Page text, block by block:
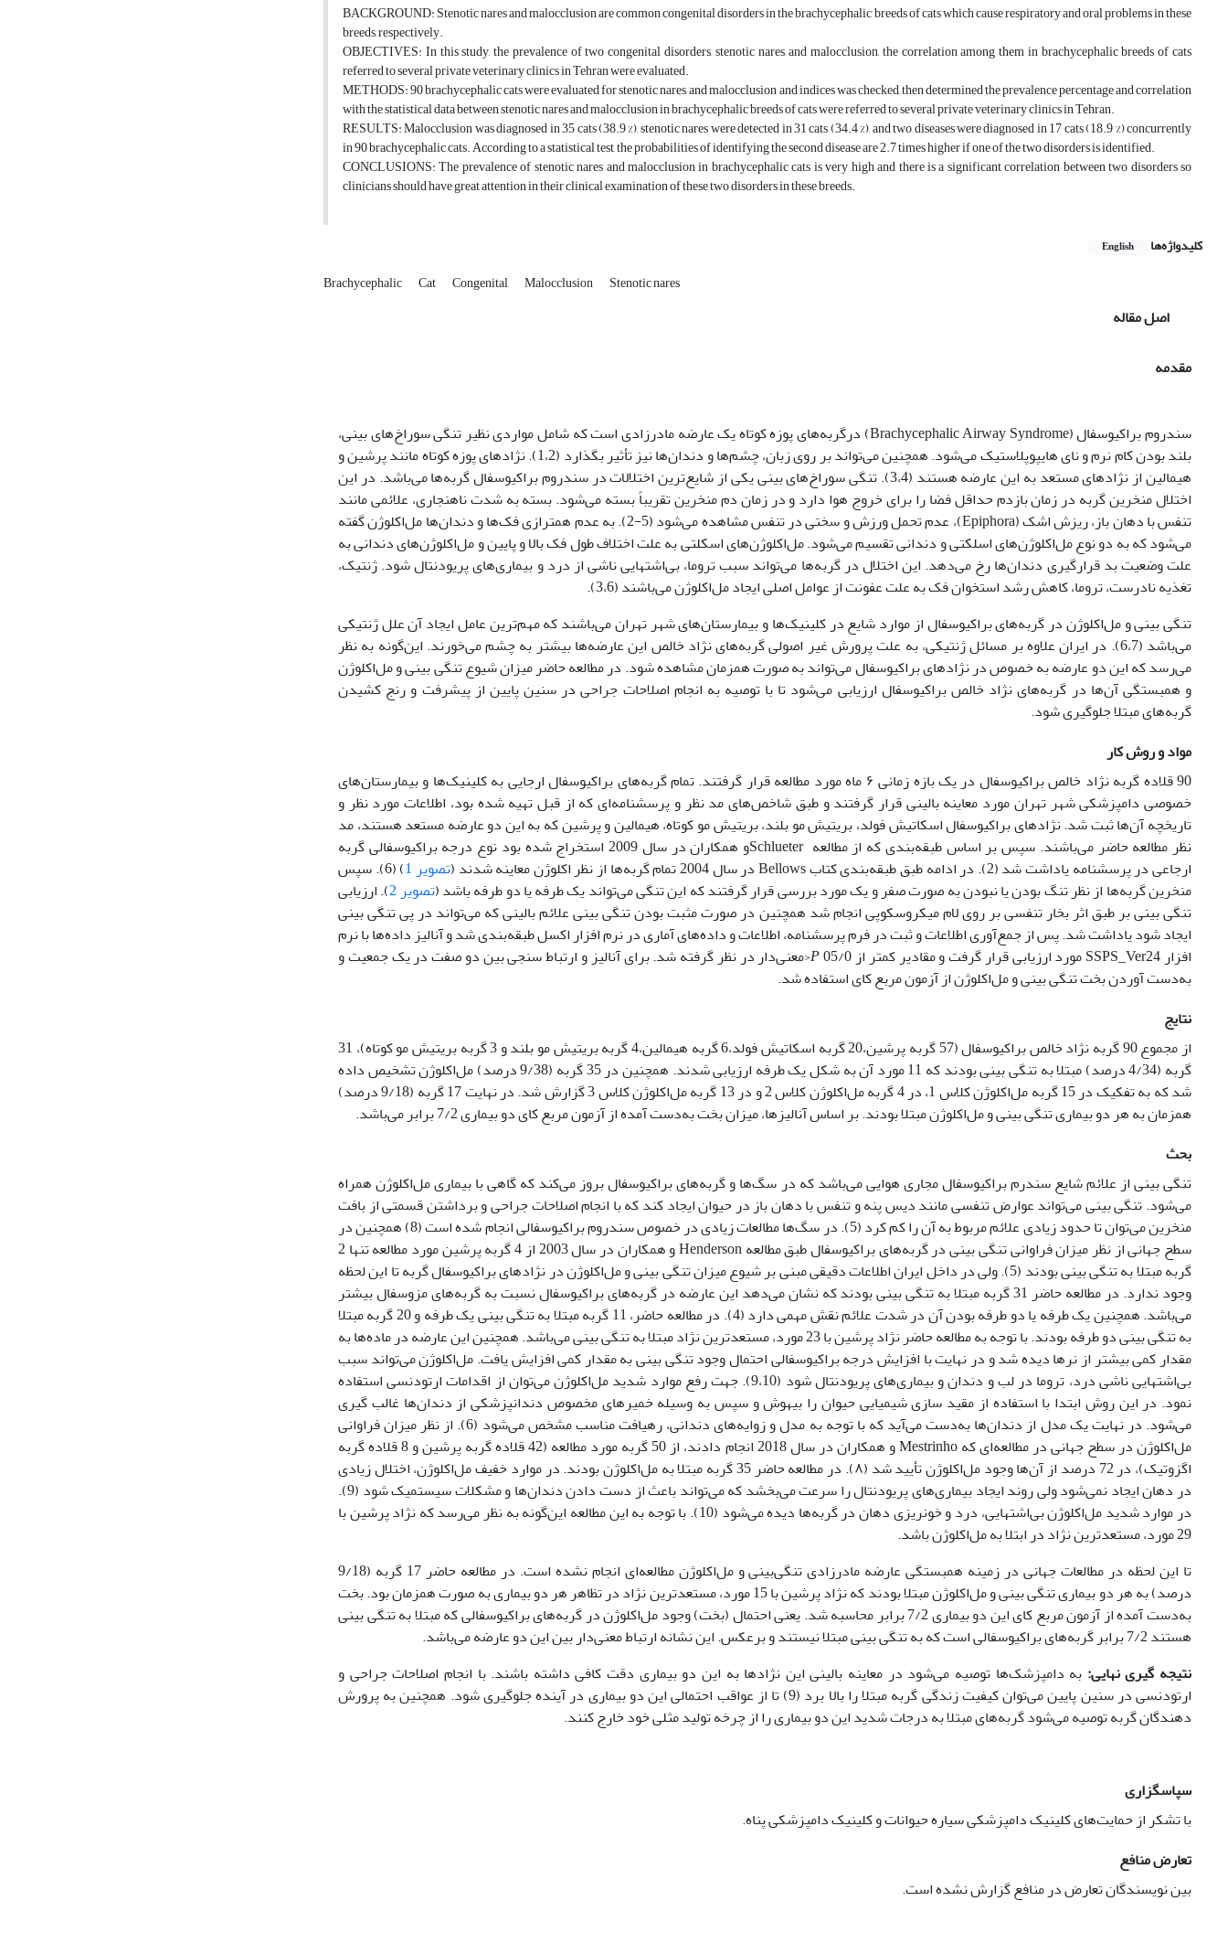
BACKGROUND: Stenotic nares and malocclusion are common congenital disorders in the brachycephalic breeds of cats which cause respiratory and oral problems in these
breeds, respectively.
OBJECTIVES: In this study, the prevalence of two congenital disorders, stenotic nares, and malocclusion, the correlation among them in brachycephalic breeds of cats
referred to several private veterinary clinics in Tehran were evaluated.
METHODS: 90 brachycephalic cats were evaluated for stenotic nares, and malocclusion and indices was checked, then determined the prevalence percentage and correlation
with the statistical data between stenotic nares and malocclusion in brachycephalic breeds of cats were referred to several private veterinary clinics in Tehran.
RESULTS: Malocclusion was diagnosed in 35 cats (38.9 %), stenotic nares were detected in 31 cats (34.4 %), and two diseases were diagnosed in 17 cats (18.9 %) concurrently
in 90 brachycephalic cats. According to a statistical test, the probabilities of identifying the second disease are 2.7 times higher if one of the two disorders is identified.
CONCLUSIONS: The prevalence of stenotic nares and malocclusion in brachycephalic cats is very high and there is a significant correlation between two disorders so
clinicians should have great attention in their clinical examination of these two disorders in these breeds.
کلیدواژه‌ها English
Brachycephalic Cat Congenital Malocclusion Stenotic nares
اصل مقاله
مقدمه
سندروم براکیوسفال (Brachycephalic Airway Syndrome) درگربه‌های پوزه کوتاه یک عارضه مادرزادی است که شامل مواردی نظیر تنگی سوراخ‌های بینی،
بلند بودن کام نرم و نای هایپوپلاستیک می‌شود. همچنین می‌تواند بر روی زبان، چشم‌ها و دندان‌ها نیز تأثیر بگذارد (1،2). نژادهای پوزه کوتاه مانند پرشین و
هیمالین از نژادهای مستعد به این عارضه هستند (3،4). تنگی سوراخ‌های بینی یکی از شایع‌ترین اختلالات در سندروم براکیوسفال گربه‌ها می‌باشد. در این
اختلال منخرین گربه در زمان بازدم حداقل فضا را برای خروج هوا دارد و در زمان دم منخرین تقریباً بسته می‌شود. بسته به شدت ناهنجاری، علائمی مانند
تنفس با دهان باز، ریزش اشک (Epiphora)، عدم تحمل ورزش و سختی در تنفس مشاهده می‌شود (5-2). به عدم همترازی فک‌ها و دندان‌ها مل‌اکلوژن گفته
می‌شود که به دو نوع مل‌اکلوژن‌های اسلکتی و دندانی تقسیم می‌شود. مل‌اکلوژن‌های اسکلتی به علت اختلاف طول فک بالا و پایین و مل‌اکلوژن‌های دندانی به
علت وضعیت بد قرارگیری دندان‌ها رخ می‌دهد. این اختلال در گربه‌ها می‌تواند سبب تروما، بی‌اشتهایی ناشی از درد و بیماری‌های پریودنتال شود. ژنتیک،
تغذیه نادرست، تروما، کاهش رشد استخوان فک به علت عفونت از عوامل اصلی ایجاد مل‌اکلوژن می‌باشند (3،6).
تنگی بینی و مل‌اکلوژن در گربه‌های براکیوسفال از موارد شایع در کلینیک‌ها و بیمارستان‌های شهر تهران می‌باشند که مهم‌ترین عامل ایجاد آن علل ژنتیکی
می‌باشد (6،7). در ایران علاوه بر مسائل ژنتیکی، به علت پرورش غیر اصولی گربه‌های نژاد خالص این عارضه‌ها بیشتر به چشم ‌می‌خورند. این‌گونه به نظر
می‌رسد که این دو عارضه به خصوص در نژادهای براکیوسفال می‌تواند به صورت همزمان مشاهده شود. در مطالعه حاضر میزان شیوع تنگی بینی و مل‌اکلوژن
و همبستگی آن‌ها در گربه‌های نژاد خالص براکیوسفال ارزیابی می‌شود تا با توصیه به انجام اصلاحات جراحی در سنین پایین از پیشرفت و رنج کشیدن
گربه‌های مبتلا جلوگیری شود.
مواد و روش کار
90 قلاده گربه نژاد خالص براکیوسفال در یک بازه زمانی ۶ ماه مورد مطالعه قرار گرفتند. تمام گربه‌های براکیوسفال ارجایی به کلینیک‌‌ها و بیمارستان‌‌های
خصوصی دامپزشکی شهر تهران مورد معاینه بالینی قرار گرفتند و طبق شاخص‌های مد نظر و پرسشنامه‌ای که از قبل تهیه شده بود، اطلاعات مورد نظر و
تاریخچه‌ آن‌ها ثبت شد. نژادهای براکیوسفال اسکاتیش فولد، بریتیش مو بلند، بریتیش مو کوتاه، هیمالین و پرشین که به این دو عارضه مستعد هستند، مد
نظر مطالعه حاضر می‌باشند. سپس بر اساس طبقه‌بندی که از مطالعه Schlueterو همکاران در سال 2009 استخراج شده بود نوع درجه براکیوسفالی گربه‌‌
ارجاعی در پرسشنامه یاداشت شد (2). در ادامه طبق طبقه‌بندی کتاب Bellows در سال 2004 تمام گربه‌ها از نظر اکلوژن معاینه شدند (
تصویر 1
) (6). سپس
منخرین گربه‌ها از نظر تنگ بودن یا نبودن به صورت صفر و یک مورد بررسی قرار گرفتند که این تنگی می‌تواند یک طرفه یا دو طرفه باشد (تصویر 2 ). ارزیابی
تنگی بینی بر طبق اثر بخار تنفسی بر روی لام میکروسکوپی انجام شد همچنین در صورت مثبت بودن تنگی بینی علائم بالینی که می‌تواند در پی تنگی بینی
ایجاد شود یاداشت شد. پس از جمع‌آوری اطلاعات و ثبت در فرم پرسشنامه، اطلاعات و داده‌های آماری در نرم افزار اکسل طبقه‌بندی شد و آنالیز داده‌ها با نرم
افزار SSPS_Ver24 مورد ارزیابی قرار گرفت و مقادیر کمتر از 05/0
P<معنی‌دار در نظر گرفته شد. برای آنالیز و ارتباط سنجی بین دو صفت در یک جمعیت و
به‌دست آوردن بخت تنگی بینی و مل‌اکلوژن از آزمون مربع کای استفاده شد.
نتایج
از مجموع 90 گربه نژاد خالص براکیوسفال (57 گربه پرشین،20 گربه اسکاتیش فولد،6 گربه هیمالین،4 گربه بریتیش مو بلند و 3 گربه بریتیش مو کوتاه)، 31
گربه (4/34 درصد) مبتلا به تنگی بینی بودند که 11 مورد آن به شکل یک طرفه ارزیابی شدند. همچنین در 35 گربه (9/38 درصد) مل‌اکلوژن تشخیص داده
شد که به تفکیک در 15 گربه مل‌اکلوژن کلاس 1، در 4 گربه مل‌اکلوژن کلاس 2 و در 13 گربه مل‌اکلوژن کلاس 3 گزارش شد. در نهایت 17 گربه (9/18 درصد)
همزمان به هر دو بیماری تنگی بینی و مل‌اکلوژن مبتلا بودند. بر اساس آنالیزها، میزان بخت به‌دست آمده از آزمون مربع کای دو بیماری 7/2 برابر می‌باشد.
بحث
تنگی بینی از علائم شایع سندرم براکیوسفال مجاری هوایی می‌باشد که در سگ‌ها و گربه‌های براکیوسفال بروز می‌کند که گاهی با بیماری مل‌اکلوژن همراه
می‌شود. تنگی بینی می‌تواند عوارض تنفسی مانند دیس پنه و تنفس با دهان باز در حیوان ایجاد ‌کند که با انجام اصلاحات جراحی و برداشتن قسمتی از بافت
منخرین می‌توان تا حدود زیادی علائم مربوط به آن را کم کرد (5). در سگ‌ها مطالعات زیادی در خصوص سندروم براکیوسفالی انجام شده است (8) همچنین در
سطح جهانی از نظر میزان فراوانی تنگی بینی در گربه‌های براکیوسفال طبق مطالعه Henderson و همکاران در سال 2003 از 4 گربه‌ پرشین مورد مطالعه تنها 2
گربه مبتلا به تنگی بینی بودند (5). ولی در داخل ایران اطلاعات دقیقی مبنی بر شیوع میزان تنگی بینی و مل‌اکلوژن در نژادهای براکیوسفال گربه تا این لحظه
وجود ندارد. در مطالعه حاضر 31 گربه مبتلا به تنگی بینی بودند که نشان می‌دهد این عارضه در گربه‌های براکیوسفال نسبت به گربه‌های مزوسفال بیشتر
می‌باشد. همچنین یک طرفه یا دو طرفه بودن آن در شدت علائم نقش مهمی دارد (4). در مطالعه حاضر، 11 گربه مبتلا به تنگی بینی یک طرفه و 20 گربه مبتلا
به تنگی بینی دو طرفه بودند. با توجه به مطالعه حاضر نژاد پرشین با 23 مورد، مستعدترین نژاد مبتلا به تنگی بینی می‌باشد. همچنین این عارضه در ماده‌ها به
مقدار کمی بیشتر از نرها دیده شد و در نهایت با افزایش درجه براکیوسفالی احتمال وجود تنگی بینی به مقدار کمی افزایش یافت. مل‌اکلوژن می‌تواند سبب
بی‌اشتهایی ناشی درد، تروما در لب و دندان و بیماری‌های پریودنتال شود (9،10). جهت رفع موارد شدید مل‌اکلوژن می‌توان از اقدامات ارتودنسی استفاده
نمود. در این روش ابتدا با استفاده از مقید سازی شیمیایی حیوان را بیهوش و سپس به وسیله‌ خمیرهای مخصوص دندانپزشکی از دندان‌ها غالب گیری
می‌شود. در نهایت یک مدل از دندان‌ها به‌دست می‌آید که با توجه به مدل و زوایه‌های دندانی، رهیافت مناسب مشخص می‌شود (6). از نظر میزان فراوانی
مل‌اکلوژن در سطح جهانی در مطالعه‌ای که Mestrinho و همکاران در سال 2018 انجام دادند، از 50 گربه مورد مطالعه (42 قلاده گربه پرشین و 8 قلاده گربه
اگزوتیک)، در 72 درصد از آن‌ها وجود مل‌اکلوژن تأیید شد (۸). در مطالعه حاضر 35 گربه مبتلا به مل‌اکلوژن بودند. در موارد خفیف مل‌اکلوژن، اختلال زیادی
در دهان ایجاد نمی‌شود ولی روند ایجاد بیماری‌های پریودنتال را سرعت می‌بخشد که می‌تواند باعث از دست دادن دندان‌ها و مشکلات سیستمیک شود (9).
در موارد شدید مل‌اکلوژن بی‌اشتهایی، درد و خونریزی دهان در گربه‌ها دیده می‌شود (10). با توجه به این مطالعه این‌گونه به نظر می‌رسد که نژاد پرشین با
29 مورد، مستعدترین نژاد در ابتلا به مل‌اکلوژن ‌باشد.
تا این لحظه در مطالعات جهانی در زمینه‌ همبستگی عارضه مادرزادی تنگی‌بینی و مل‌اکلوژن مطالعه‌ای انجام نشده است. در مطالعه حاضر 17 گربه (9/18
درصد) به هر دو بیماری تنگی بینی و مل‌اکلوژن مبتلا بودند که نژاد پرشین با 15 مورد،‌ مستعدترین نژاد در تظاهر هر دو بیماری به صورت همزمان بود. بخت
به‌دست آمده از آزمون مربع کای این دو بیماری 7/2 برابر محاسبه شد. یعنی احتمال (بخت) وجود مل‌اکلوژن در گربه‌های براکیوسفالی که مبتلا به تنگی بینی
هستند 7/2 برابر گربه‌های براکیوسفالی است که به تنگی بینی مبتلا نیستند و برعکس. این نشانه‌ ارتباط معنی‌دار بین این دو عارضه می‌باشد.
نتیجه گیری نهایی: به دامپزشک‌ها توصیه می‌شود در معاینه بالینی این نژادها به این دو بیماری دقت کافی داشته باشند. با انجام اصلاحات جراحی و
ارتودنسی در سنین پایین می‌توان کیفیت زندگی گربه مبتلا را بالا برد (9) تا از عواقب احتمالی این دو بیماری در آینده جلوگیری شود. همچنین به پرورش
دهندگان گربه توصیه می‌شود گربه‌های مبتلا به درجات شدید این دو بیماری را از چرخه تولید مثلی خود خارج کنند.
سپاسگزاری
با تشکر از حمایت‌های کلینیک دامپزشکی سیاره حیوانات و کلینیک دامپزشکی پناه.
تعارض منافع
بین نویسندگان تعارض در منافع گزارش نشده است.